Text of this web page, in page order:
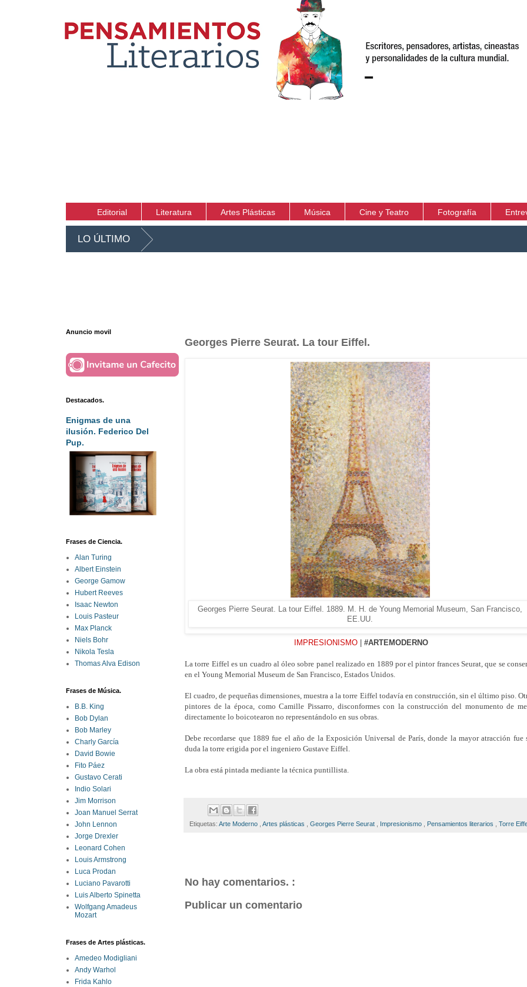
Editorial Literatura Artes Plásticas Música Cine y Teatro Fotografía
LO ÚLTIMO
Georges Pierre Seurat. La tour Eiffel.
Georges Pierre Seurat. La tour Eiffel. 1889. M. H. de Young Memorial Museum, San Francisco,
EE.UU.
IMPRESIONISMO #ARTEMODERNO
La torre Eiffel es un cuadro al óleo sobre panel realizado en 1889 por el pintor frances Seurat, que se
en el Young Memorial Museum de San Francisco, Estados Unidos.
El cuadro, de pequeñas dimensiones, muestra a la torre Eiffel todavía en construcción, sin el último piso.
pintores de la época, como Camille Pissarro, disconformes con la construcción del monumento de
directamente lo boicotearon no representándolo en sus obras.
Debe recordarse que 1889 fue el año de la Exposición Universal de París, donde la mayor atracción fue
duda la torre erigida por el ingeniero Gustave Eiffel.
La obra está pintada mediante la técnica puntillista.
Etiquetas: Arte Moderno Artes plásticas Georges Pierre Seurat Impresionismo Pensamientos literarios Torre
No hay comentarios. :
Publicar un comentario
Anuncio movil
Destacados.
Enigmas de una
ilusión. Federico Del
Pup.
Frases de Ciencia.
Alan Turing
Albert Einstein
George Gamow
Hubert Reeves
Isaac Newton
Louis Pasteur
Max Planck
Niels Bohr
Nikola Tesla
Thomas Alva Edison
Frases de Música.
B.B. King
Bob Dylan
Bob Marley
Charly García
David Bowie
Fito Páez
Gustavo Cerati
Indio Solari
Jim Morrison
Joan Manuel Serrat
John Lennon
Jorge Drexler
Leonard Cohen
Louis Armstrong
Luca Prodan
Luciano Pavarotti
Luis Alberto Spinetta
Wolfgang Amadeus
Mozart
Frases de Artes plásticas.
Amedeo Modigliani
Andy Warhol
Frida Kahlo